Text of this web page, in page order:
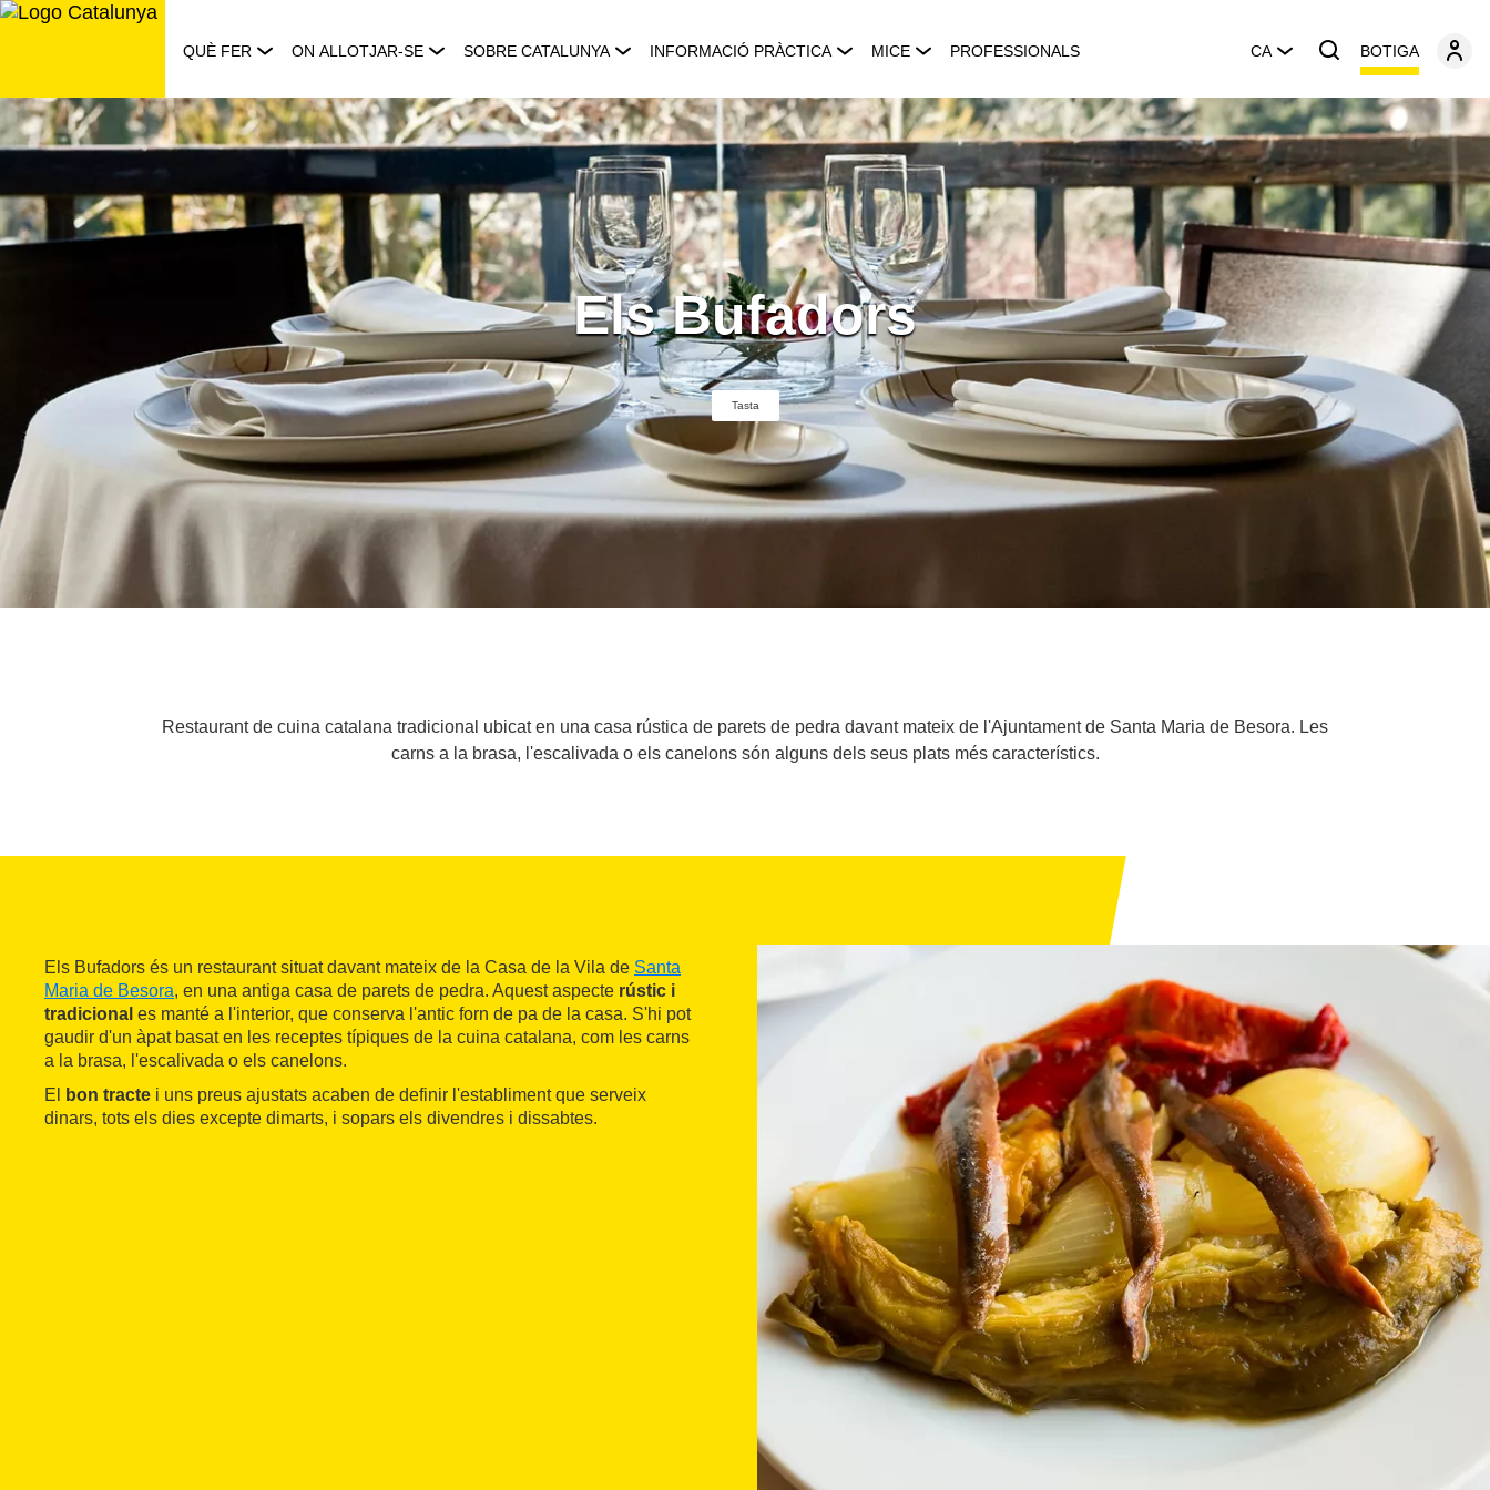
Saltar
QUÈ FER ON ALLOTJAR-SE SOBRE CATALUNYA INFORMACIÓ PRÀCTICA MICE PROFESSIONALS CA BOTIGA
Els Bufadors
Tasta
Restaurant de cuina catalana tradicional ubicat en una casa rústica de parets de pedra davant mateix de l'Ajuntament de Santa Maria de Besora. Les
carns a la brasa, l'escalivada o els canelons són alguns dels seus plats més característics.
Els Bufadors és un restaurant situat davant mateix de la Casa de la Vila de Santa
Maria de Besora, en una antiga casa de parets de pedra. Aquest aspecte rústic i
tradicional es manté a l'interior, que conserva l'antic forn de pa de la casa. S'hi pot
gaudir d'un àpat basat en les receptes típiques de la cuina catalana, com les carns
a la brasa, l'escalivada o els canelons.
El
bon tracte i uns preus ajustats acaben de definir l'establiment que serveix
dinars, tots els dies excepte dimarts, i sopars els divendres i dissabtes.